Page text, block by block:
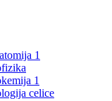
1
1
celice